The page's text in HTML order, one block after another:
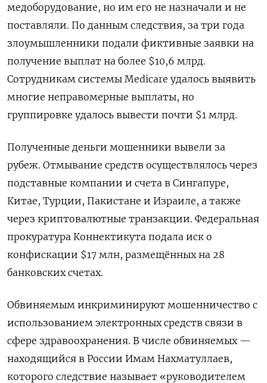
медоборудование, но им его не назначали и не
поставляли. По данным следствия, за три года
злоумышленники подали фиктивные заявки на
получение выплат на более $10,6 млрд.
Сотрудникам системы Medicare удалось выявить
многие неправомерные выплаты, но
группировке удалось вывести почти $1 млрд.
Полученные деньги мошенники вывели за
рубеж. Отмывание средств осуществлялось через
подставные компании и счета в Сингапуре,
Китае, Турции, Пакистане и Израиле, а также
через криптовалютные транзакции. Федеральная
прокуратура Коннектикута подала иск о
конфискации $17 млн, размещённых на 28
банковских счетах.
Обвиняемым инкриминируют мошенничество с
использованием электронных средств связи в
сфере здравоохранения. В числе обвиняемых —
находящийся в России Имам Нахматуллаев,
которого следствие называет «руководителем